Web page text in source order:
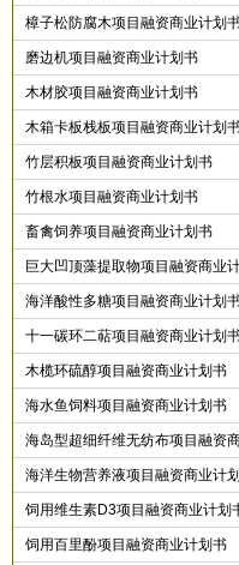
樟子松防腐木项目融资商业计划
磨边机项目融资商业计划书
木材胶项目融资商业计划书
木箱卡板栈板项目融资商业计划
竹层积板项目融资商业计划书
竹根水项目融资商业计划书
畜禽饲养项目融资商业计划书
巨大凹顶藻提取物项目融资商业
海洋酸性多糖项目融资商业计划
十一碳环二萜项目融资商业计划
木榄环硫醇项目融资商业计划书
海水鱼饲料项目融资商业计划书
海岛型超细纤维无纺布项目融资
海洋生物营养液项目融资商业计
饲用维生素D3项目融资商业计划
饲用百里酚项目融资商业计划书